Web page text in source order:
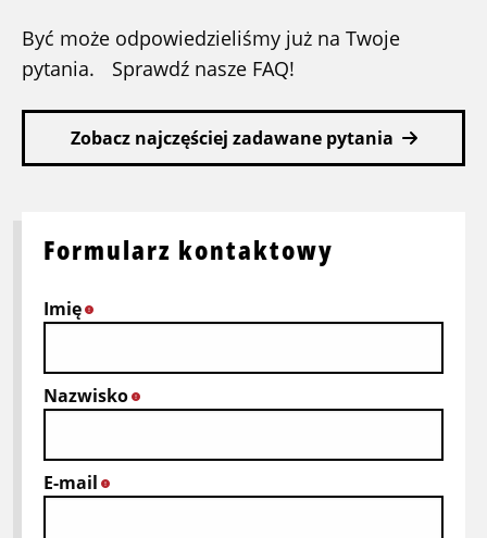
Być może odpowiedzieliśmy już na Twoje
pytania. Sprawdź nasze FAQ!
Zobacz najczęściej zadawane pytania
Formularz kontaktowy
Imię
Nazwisko
E-mail